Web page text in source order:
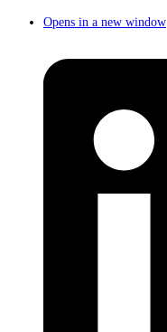
Opens in a new window